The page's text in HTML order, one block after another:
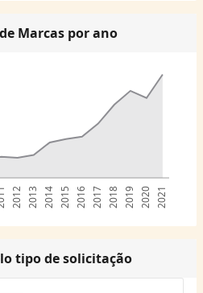
Marcas por ano
2012 2013 2014 2015 2016 2017 2018 2019 2020 2021
tipo de solicitação